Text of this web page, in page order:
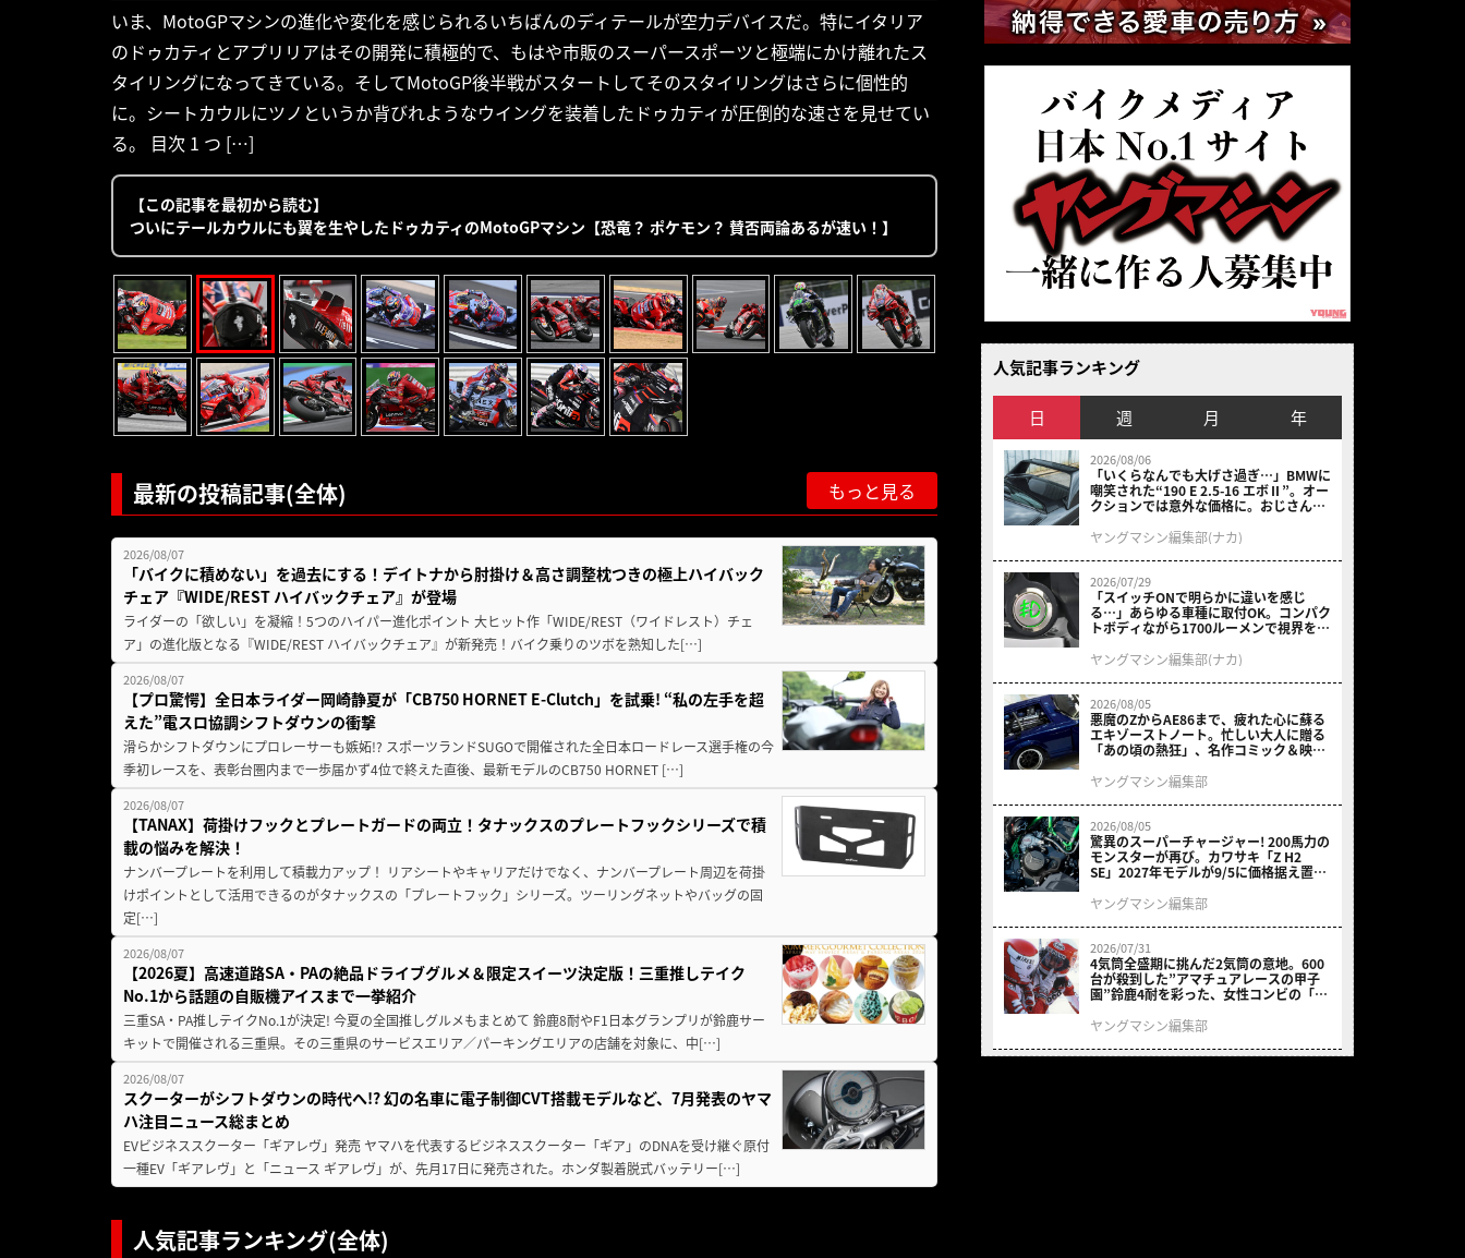
いま、MotoGPマシンの進化や変化を感じられるいちばんのディテールが空力デバイスだ。特にイタリア
のドゥカティとアプリリアはその開発に積極的で、もはや市販のスーパースポーツと極端にかけ離れたス
タイリングになってきている。そしてMotoGP後半戦がスタートしてそのスタイリングはさらに個性的
に。シートカウルにツノというか背びれようなウイングを装着したドゥカティが圧倒的な速さを見せてい
る。 目次 1 つ […]
【この記事を最初から読む】
ついにテールカウルにも翼を生やしたドゥカティのMotoGPマシン【恐竜？ ポケモン？ 賛否両論あるが速い！】
最新の投稿記事(全体) もっと見る
2026/08/07
「バイクに積めない」を過去にする！デイトナから肘掛け＆高さ調整枕つきの極上ハイバック
チェア『WIDE/REST ハイバックチェア』が登場
ライダーの「欲しい」を凝縮！5つのハイパー進化ポイント 大ヒット作「WIDE/REST（ワイドレスト）チェ
ア」の進化版となる『WIDE/REST ハイバックチェア』が新発売！バイク乗りのツボを熟知した[…]
2026/08/07
【プロ驚愕】全日本ライダー岡崎静夏が「CB750 HORNET E-Clutch」を試乗! “私の左手を超
えた”電スロ協調シフトダウンの衝撃
滑らかシフトダウンにプロレーサーも嫉妬!? スポーツランドSUGOで開催された全日本ロードレース選手権の今
季初レースを、表彰台圏内まで一歩届かず4位で終えた直後、最新モデルのCB750 HORNET […]
2026/08/07
【TANAX】荷掛けフックとプレートガードの両立！タナックスのプレートフックシリーズで積
載の悩みを解決！
ナンバープレートを利用して積載力アップ！ リアシートやキャリアだけでなく、ナンバープレート周辺を荷掛
けポイントとして活用できるのがタナックスの「プレートフック」シリーズ。ツーリングネットやバッグの固
定[…]
2026/08/07
【2026夏】高速道路SA・PAの絶品ドライブグルメ＆限定スイーツ決定版！三重推しテイク
No.1から話題の自販機アイスまで一挙紹介
三重SA・PA推しテイクNo.1が決定! 今夏の全国推しグルメもまとめて 鈴鹿8耐やF1日本グランプリが鈴鹿サー
キットで開催される三重県。その三重県のサービスエリア／パーキングエリアの店舗を対象に、中[…]
2026/08/07
スクーターがシフトダウンの時代へ!? 幻の名車に電子制御CVT搭載モデルなど、7月発表のヤマ
ハ注目ニュース総まとめ
EVビジネススクーター「ギアレヴ」発売 ヤマハを代表するビジネススクーター「ギア」のDNAを受け継ぐ原付
一種EV「ギアレヴ」と「ニュース ギアレヴ」が、先月17日に発売された。ホンダ製着脱式バッテリー[…]
人気記事ランキング(全体)
人気記事ランキング
日 週 月 年
2026/08/06
「いくらなんでも大げさ過ぎ…」BMWに
嘲笑された“190 E 2.5-16 エボⅡ”。オー
クションでは意外な価格に。おじさん達
ヤングマシン編集部(ナカ)
2026/07/29
「スイッチONで明らかに違いを感じ
る…」あらゆる車種に取付OK。コンパク
トボディながら1700ルーメンで視界を確
ニット プレシャスレイ スモール］
ヤングマシン編集部(ナカ)
2026/08/05
悪魔のZからAE86まで、疲れた心に蘇る
エキゾーストノート。忙しい大人に贈る
「あの頃の熱狂」、名作コミック＆映画
結！
ヤングマシン編集部
2026/08/05
驚異のスーパーチャージャー! 200馬力の
モンスターが再び。カワサキ「Z H2
SE」2027年モデルが9/5に価格据え置き
ヤングマシン編集部
2026/07/31
4気筒全盛期に挑んだ2気筒の意地。600
台が殺到した”アマチュアレースの甲子
園”鈴鹿4耐を彩った、女性コンビの「ス
ヤングマシン編集部